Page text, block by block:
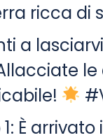
ricca di
a
1: È